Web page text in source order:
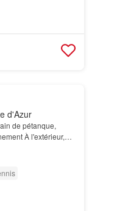
d'Azur
de pétanque,
À l'extérieur,